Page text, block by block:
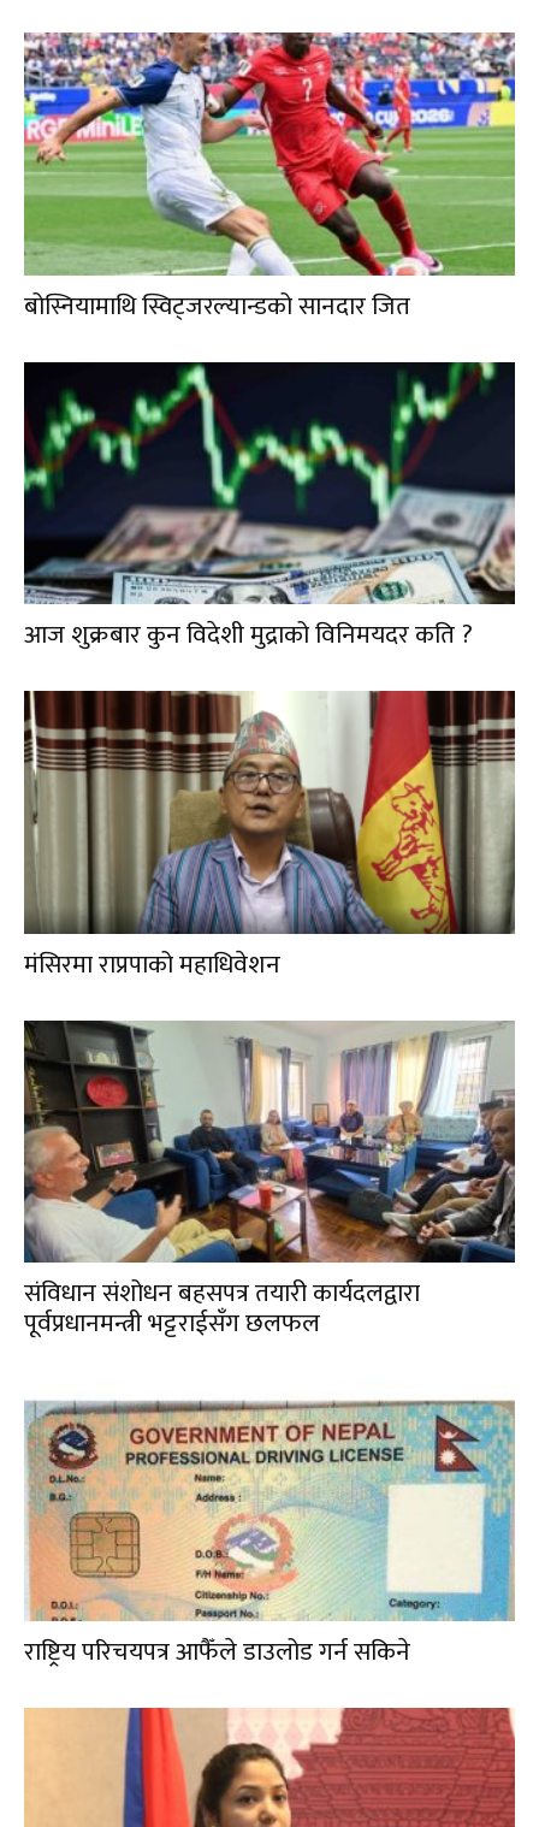
बोस्नियामाथि स्विट्जरल्यान्डको सानदार जित
आज शुक्रबार कुन विदेशी मुद्राको विनिमयदर कति ?
मंसिरमा राप्रपाको महाधिवेशन
संविधान संशोधन बहसपत्र तयारी कार्यदलद्वारा
पूर्वप्रधानमन्त्री भट्टराईसँग छलफल
राष्ट्रिय परिचयपत्र आफैँले डाउलोड गर्न सकिने